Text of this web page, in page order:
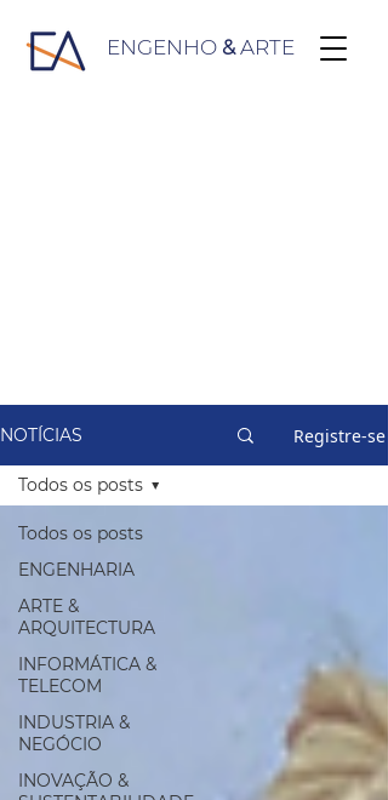
ENGENHO &ARTE
NOTÍCIAS Registre-se
Todos os posts
ENGENHARIA
ARTE &
ARQUITECTURA
INFORMÁTICA &
TELECOM
INDUSTRIA &
NEGÓCIO
INOVAÇÃO &
Todos os posts